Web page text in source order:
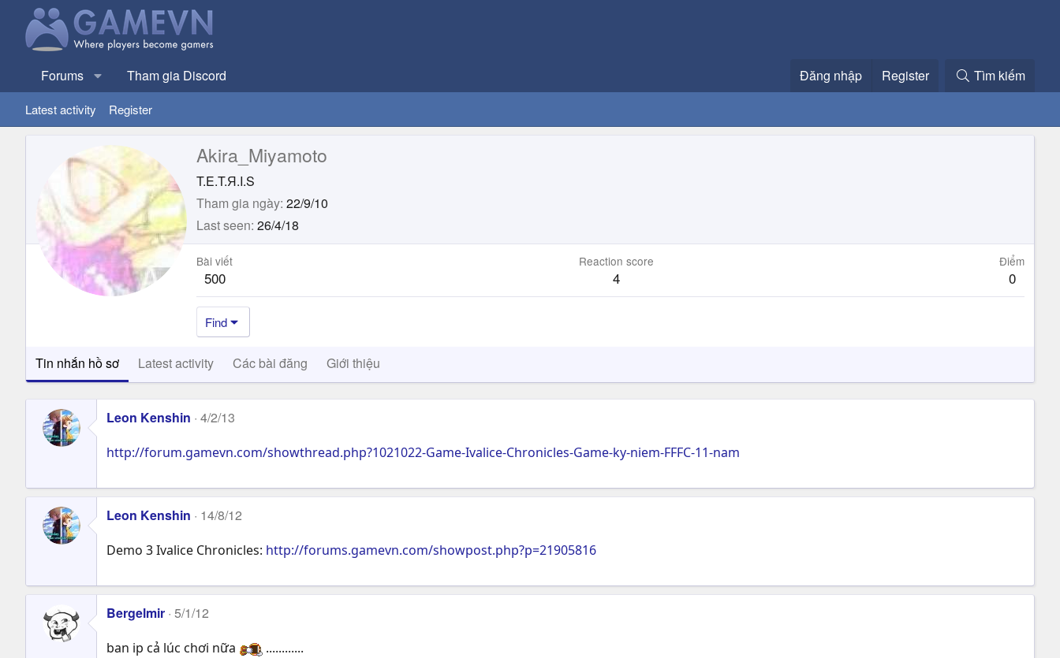
Forums Tham gia Discord Đăng nhập Register Tìm kiếm
Latest activity Register
Akira_Miyamoto
T.E.T.Я.I.S
Tham gia ngày 22/9/10
Last seen 26/4/18
Bài viết
500
Reaction score
4
Điểm
0
Find
Tin nhắn hồ sơ Latest activity Các bài đăng Giới thiệu
Leon Kenshin 4/2/13
http://forum.gamevn.com/showthread.php?1021022-Game-Ivalice-Chronicles-Game-ky-niem-FFFC-11-nam
Leon Kenshin 14/8/12
Demo 3 Ivalice Chronicles: http://forums.gamevn.com/showpost.php?p=21905816
Bergelmir 5/1/12
ban ip cả lúc chơi nữa ............